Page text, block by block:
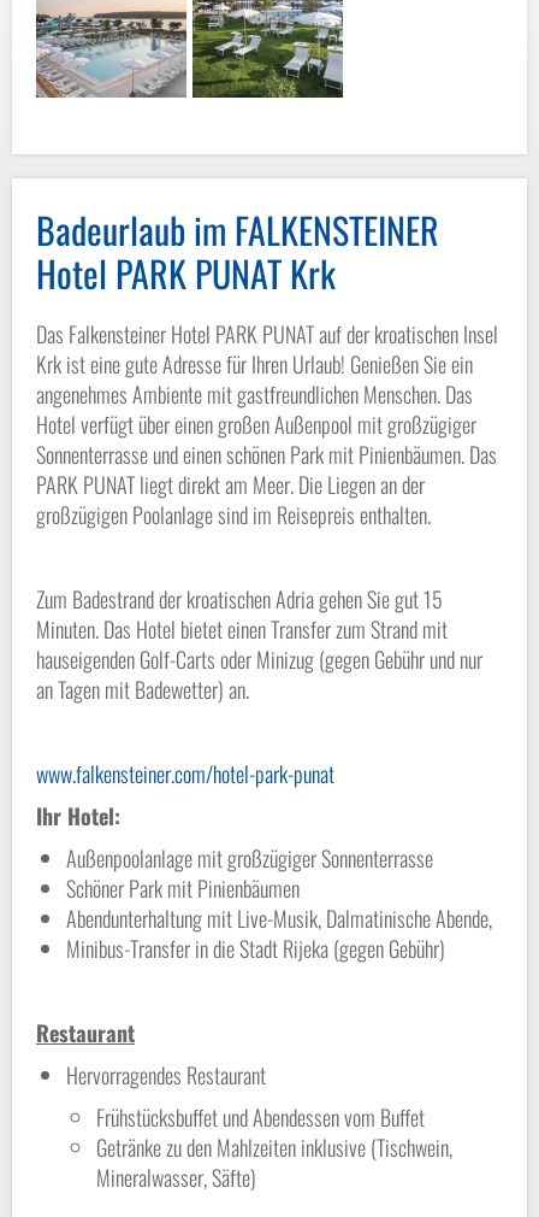
Badeurlaub im FALKENSTEINER
Hotel PARK PUNAT Krk
Das Falkensteiner Hotel PARK PUNAT auf der kroatischen Insel
Krk ist eine gute Adresse für Ihren Urlaub! Genießen Sie ein
angenehmes Ambiente mit gastfreundlichen Menschen. Das
Hotel verfügt über einen großen Außenpool mit großzügiger
Sonnenterrasse und einen schönen Park mit Pinienbäumen. Das
PARK PUNAT liegt direkt am Meer. Die Liegen an der
großzügigen Poolanlage sind im Reisepreis enthalten.
Zum Badestrand der kroatischen Adria gehen Sie gut 15
Minuten. Das Hotel bietet einen Transfer zum Strand mit
hauseigenden Golf-Carts oder Minizug (gegen Gebühr und nur
an Tagen mit Badewetter) an.
www.falkensteiner.com/hotel-park-punat
Ihr Hotel:
Außenpoolanlage mit großzügiger Sonnenterrasse
Schöner Park mit Pinienbäumen
Abendunterhaltung mit Live-Musik, Dalmatinische Abende,
Minibus-Transfer in die Stadt Rijeka (gegen Gebühr)
Restaurant
Hervorragendes Restaurant
Frühstücksbuffet und Abendessen vom Buffet
Getränke zu den Mahlzeiten inklusive (Tischwein,
Mineralwasser, Säfte)